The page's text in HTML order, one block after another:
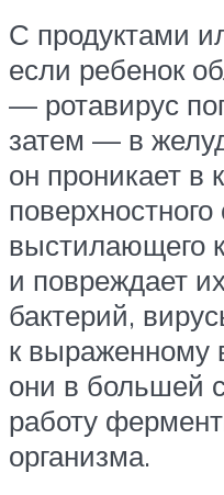
С продуктами
если ребенок
— ротавирус
затем — в
он проникает в
поверхностного
выстилающего
и повреждает
бактерий,
к выраженному
они в большей
работу
организма.